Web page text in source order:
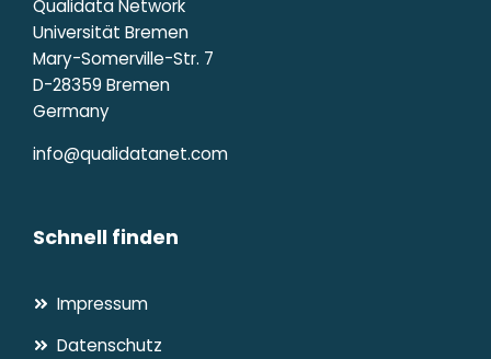
Qualidata Network
Universität Bremen
Mary-Somerville-Str. 7
D-28359 Bremen
Germany
info@qualidatanet.com
Schnell finden
Impressum
Datenschutz